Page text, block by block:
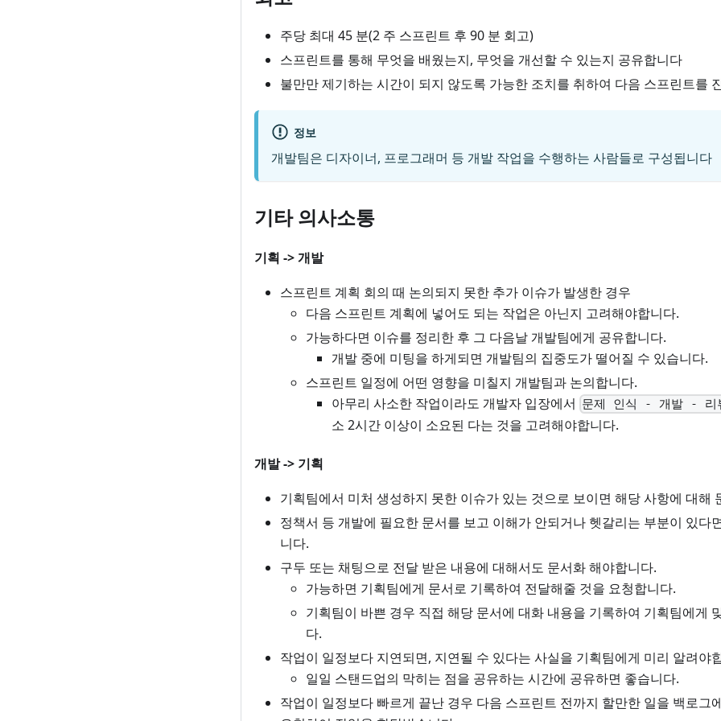
주당 최대 45 분(2 주 스프린트 후 90 분 회고)
스프린트를 통해 무엇을 배웠는지, 무엇을 개선할 수 있는지 공유합니다
불만만 제기하는 시간이 되지 않도록 가능한 조치를 취하여 다음 스프린트를
정보
개발팀은 디자이너, 프로그래머 등 개발 작업을 수행하는 사람들로 구성됩니다
기타 의사소통
기획 -> 개발
스프린트 계획 회의 때 논의되지 못한 추가 이슈가 발생한 경우
다음 스프린트 계획에 넣어도 되는 작업은 아닌지 고려해야합니다.
가능하다면 이슈를 정리한 후 그 다음날 개발팀에게 공유합니다.
개발 중에 미팅을 하게되면 개발팀의 집중도가 떨어질 수 있습니다.
스프린트 일정에 어떤 영향을 미칠지 개발팀과 논의합니다.
아무리 사소한 작업이라도 개발자 입장에서 문제 인식 - 개발 - 리
소 2시간 이상이 소요된 다는 것을 고려해야합니다.
개발 -> 기획
기획팀에서 미처 생성하지 못한 이슈가 있는 것으로 보이면 해당 사항에 대해
정책서 등 개발에 필요한 문서를 보고 이해가 안되거나 헷갈리는 부분이 있다
니다.
구두 또는 채팅으로 전달 받은 내용에 대해서도 문서화 해야합니다.
가능하면 기획팀에게 문서로 기록하여 전달해줄 것을 요청합니다.
기획팀이 바쁜 경우 직접 해당 문서에 대화 내용을 기록하여 기획팀에게
다.
작업이 일정보다 지연되면, 지연될 수 있다는 사실을 기획팀에게 미리 알려야
일일 스탠드업의 막히는 점을 공유하는 시간에 공유하면 좋습니다.
작업이 일정보다 빠르게 끝난 경우 다음 스프린트 전까지 할만한 일을 백로그